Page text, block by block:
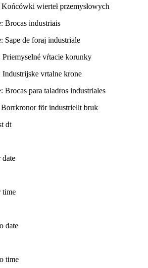
wierteł przemysłowych
Brocas industriais
Sape de foraj industriale
vŕtacie korunky
vrtalne krone
Brocas para taladros industriales
för industriellt bruk
dt
date
time
date
time